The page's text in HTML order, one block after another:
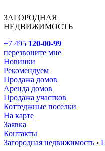
ЗАГОРОДНАЯ
НЕДВИЖИМОСТЬ
+7 495 120-00-99
перезвоните мне
Новинки
Рекомендуем
Продажа домов
Аренда домов
Продажа участков
Коттеджные поселки
На карте
Заявка
Контакты
Загородная недвижимость ›